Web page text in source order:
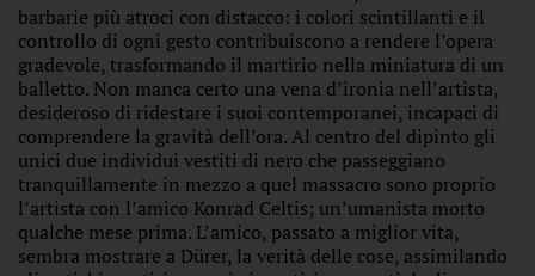
barbarie più atroci con distacco: i colori scintillanti e il
controllo di ogni gesto contribuiscono a rendere l’opera
gradevole, trasformando il martirio nella miniatura di un
balletto. Non manca certo una vena d’ironia nell’artista,
desideroso di ridestare i suoi contemporanei, incapaci di
comprendere la gravità dell’ora. Al centro del dipinto gli
unici due individui vestiti di nero che passeggiano
tranquillamente in mezzo a quel massacro sono proprio
l’artista con l’amico Konrad Celtis; un’umanista morto
qualche mese prima. L’amico, passato a miglior vita,
sembra mostrare a Dürer, la verità delle cose, assimilando